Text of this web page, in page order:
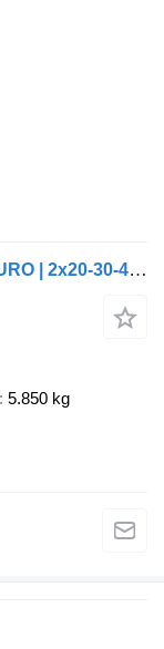
Schmitz Cargobull Gotha SCF 24 G EURO | 2x20-30-40-45ft HC * EXTENBABLE REAR * SAF
5.850 kg